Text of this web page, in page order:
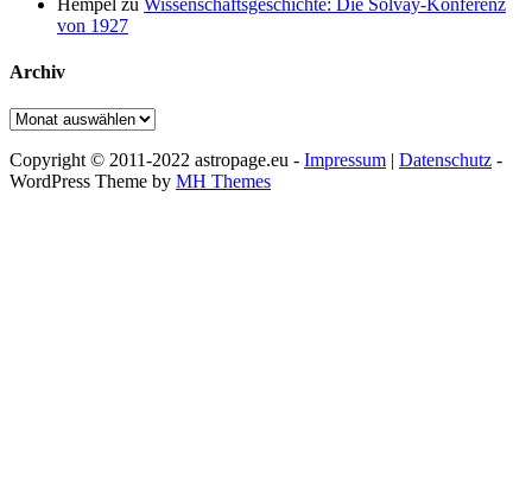
von 1927
Archiv
Archiv
Copyright © 2011-2022 astropage.eu - Impressum | Datenschutz -
WordPress Theme by MH Themes